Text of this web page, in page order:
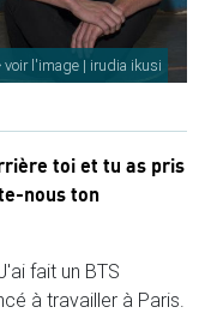
voir l'image | irudia ikusi
toi et tu as pris
nous ton
fait un BTS
à travailler à Paris.